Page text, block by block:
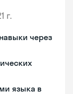
г.
через
языка в